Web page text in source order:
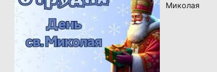
Миколая